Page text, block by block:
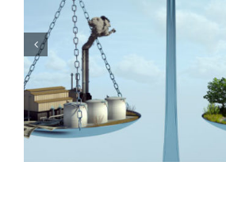
Que faire en cas de grève et